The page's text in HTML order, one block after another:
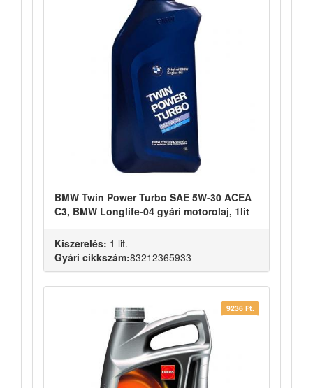
BMW Twin Power Turbo SAE 5W-30 ACEA
C3, BMW Longlife-04 gyári motorolaj, 1lit
Kiszerelés: 1 lit.
Gyári cikkszám:83212365933
9236 Ft.